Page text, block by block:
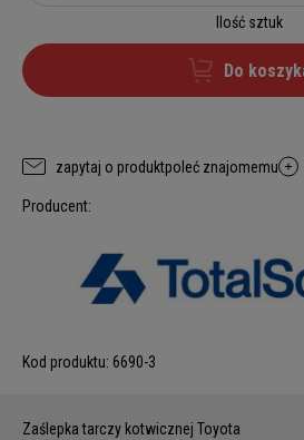
Ilość sztuk
Do
zapytaj o produktpoleć znajomemu
Producent:
Kod produktu: 6690-3
Zaślepka tarczy kotwicznej Toyota